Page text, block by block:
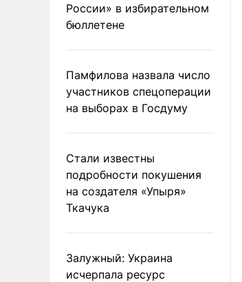
России» в избирательном
бюллетене
Памфилова назвала число
участников спецоперации
на выборах в Госдуму
Стали известны
подробности покушения
на создателя «Упыря»
Ткачука
Залужный: Украина
исчерпала ресурс